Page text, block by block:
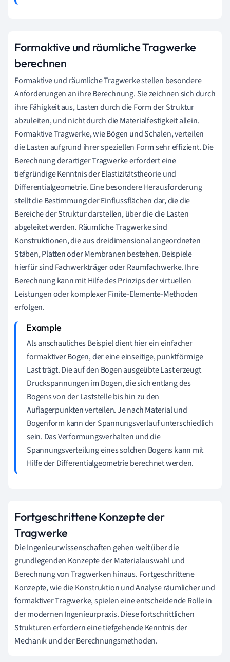
Formaktive und räumliche Tragwerke
berechnen
Formaktive und räumliche Tragwerke stellen besondere
Anforderungen an ihre Berechnung. Sie zeichnen sich durch
ihre Fähigkeit aus, Lasten durch die Form der Struktur
abzuleiten, und nicht durch die Materialfestigkeit allein.
Formaktive Tragwerke, wie Bögen und Schalen, verteilen
die Lasten aufgrund ihrer speziellen Form sehr effizient. Die
Berechnung derartiger Tragwerke erfordert eine
tiefgründige Kenntnis der Elastizitätstheorie und
Differentialgeometrie. Eine besondere Herausforderung
stellt die Bestimmung der Einflussflächen dar, die die
Bereiche der Struktur darstellen, über die die Lasten
abgeleitet werden. Räumliche Tragwerke sind
Konstruktionen, die aus dreidimensional angeordneten
Stäben, Platten oder Membranen bestehen. Beispiele
hierfür sind Fachwerkträger oder Raumfachwerke. Ihre
Berechnung kann mit Hilfe des Prinzips der virtuellen
Leistungen oder komplexer Finite-Elemente-Methoden
erfolgen.
Als anschauliches Beispiel dient hier ein einfacher
formaktiver Bogen, der eine einseitige, punktförmige
Last trägt. Die auf den Bogen ausgeübte Last erzeugt
Druckspannungen im Bogen, die sich entlang des
Bogens von der Laststelle bis hin zu den
Auflagerpunkten verteilen. Je nach Material und
Bogenform kann der Spannungsverlauf unterschiedlich
sein. Das Verformungsverhalten und die
Spannungsverteilung eines solchen Bogens kann mit
Hilfe der Differentialgeometrie berechnet werden.
Fortgeschrittene Konzepte der
Tragwerke
Die Ingenieurwissenschaften gehen weit über die
grundlegenden Konzepte der Materialauswahl und
Berechnung von Tragwerken hinaus. Fortgeschrittene
Konzepte, wie die Konstruktion und Analyse räumlicher und
formaktiver Tragwerke, spielen eine entscheidende Rolle in
der modernen Ingenieurpraxis. Diese fortschrittlichen
Strukturen erfordern eine tiefgehende Kenntnis der
Mechanik und der Berechnungsmethoden.